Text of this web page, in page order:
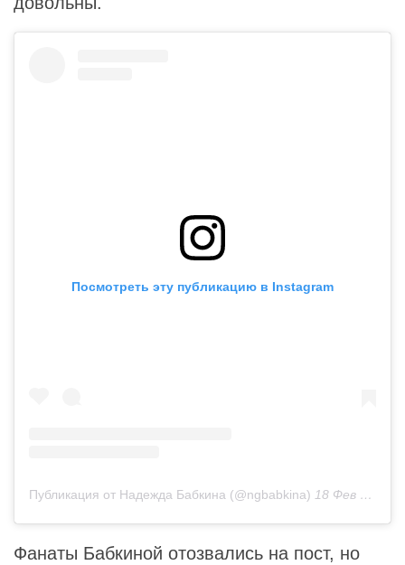
Посмотреть эту публикацию в Instagram
Публикация от Надежда Бабкина (@ngbabkina) 18 Фев 2019 в 12:59 PST
Фанаты Бабкиной отозвались на пост, но